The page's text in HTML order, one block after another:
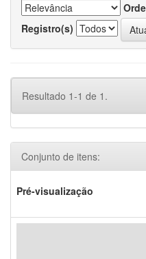
Registro(s)
Resultado 1-1 de 1.
Conjunto de itens:
Pré-visualização